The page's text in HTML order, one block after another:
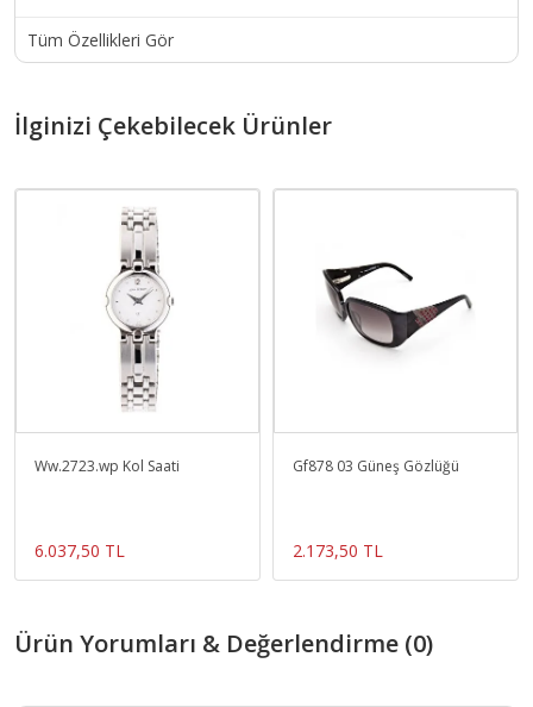
Tüm Özellikleri Gör
İlginizi Çekebilecek Ürünler
Ww.2723.wp Kol Saati
6.037,50 TL
Gf878 03 Güneş Gözlüğü
2.173,50 TL
Ürün Yorumları & Değerlendirme (0)